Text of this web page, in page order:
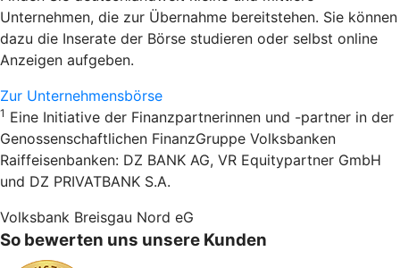
Unternehmen, die zur Übernahme bereitstehen. Sie können
dazu die Inserate der Börse studieren oder selbst online
Anzeigen aufgeben.
Zur Unternehmensbörse
1 Eine Initiative der Finanzpartnerinnen und -partner in der
Genossenschaftlichen FinanzGruppe Volksbanken
Raiffeisenbanken: DZ BANK AG, VR Equitypartner GmbH
und DZ PRIVATBANK S.A.
Volksbank Breisgau Nord eG
So bewerten uns unsere Kunden